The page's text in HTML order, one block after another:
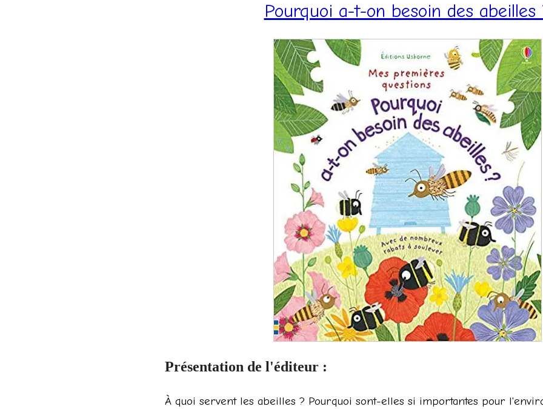
Pourquoi a-t-on besoin des abeilles
Présentation de l'éditeur :
À quoi servent les abeilles ? Pourquoi sont-elles si importantes pour